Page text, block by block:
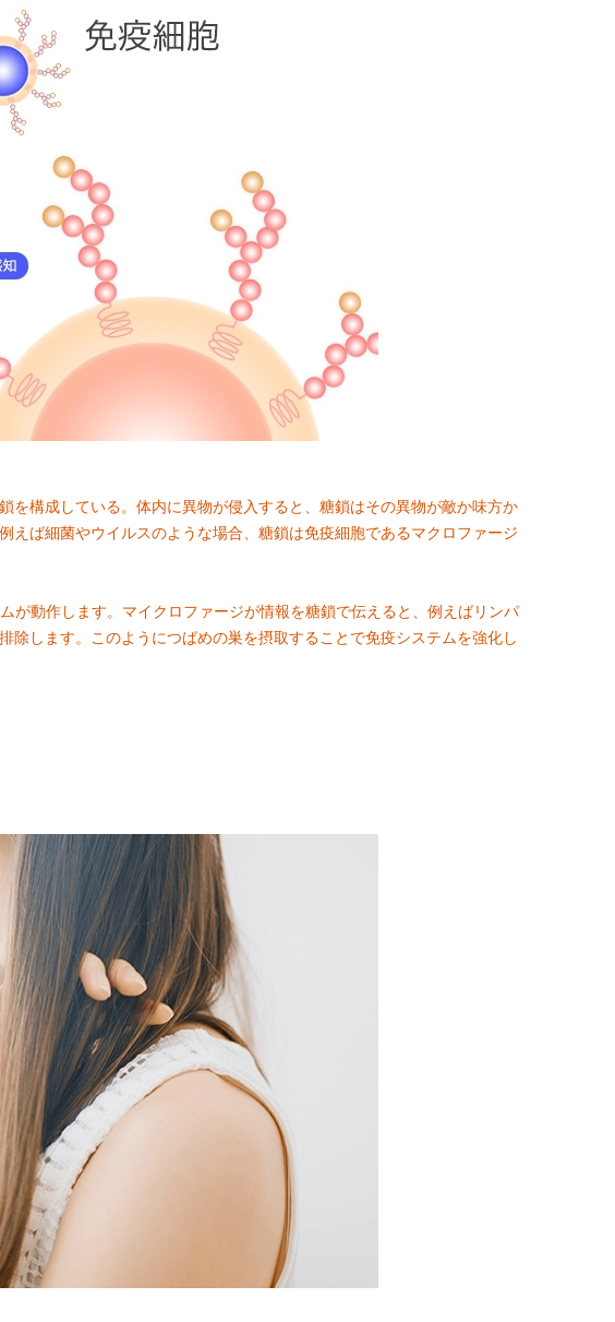
を構成している。体内に異物が侵入すると、糖鎖はその異物が敵か味方か
えば細菌やウイルスのような場合、糖鎖は免疫細胞であるマクロファージ
が動作します。マイクロファージが情報を糖鎖で伝えると、例えばリンパ
します。このようにつばめの巣を摂取することで免疫システムを強化し